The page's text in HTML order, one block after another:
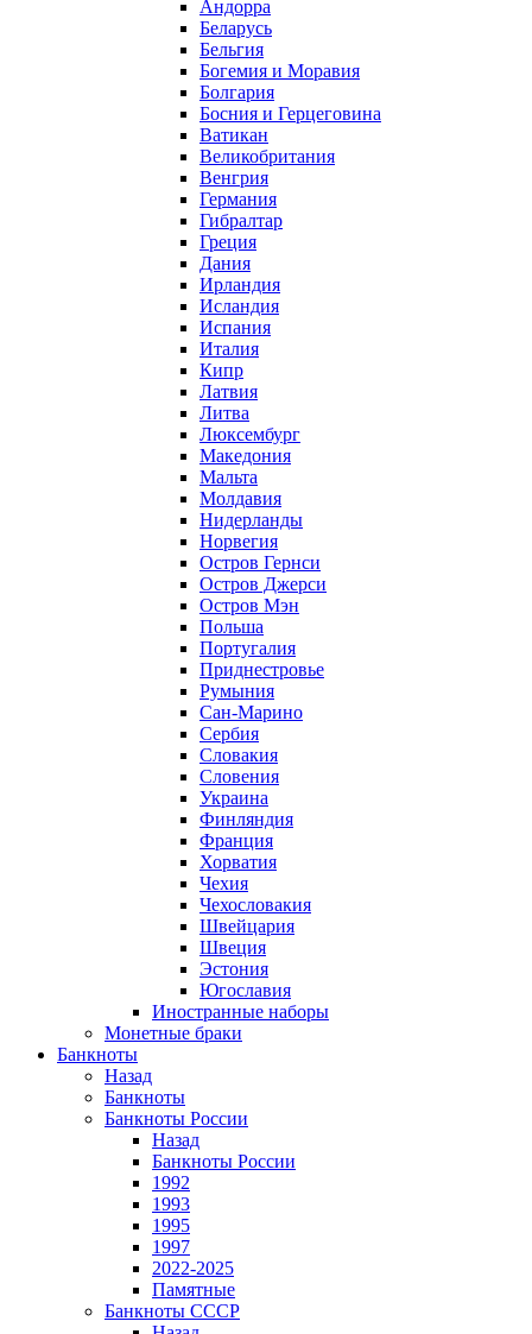
Андорра
Беларусь
Бельгия
Богемия и Моравия
Болгария
Босния и Герцеговина
Ватикан
Великобритания
Венгрия
Германия
Гибралтар
Греция
Дания
Ирландия
Исландия
Испания
Италия
Кипр
Латвия
Литва
Люксембург
Македония
Мальта
Молдавия
Нидерланды
Норвегия
Остров Гернси
Остров Джерси
Остров Мэн
Польша
Португалия
Приднестровье
Румыния
Сан-Марино
Сербия
Словакия
Словения
Украина
Финляндия
Франция
Хорватия
Чехия
Чехословакия
Швейцария
Швеция
Эстония
Югославия
Иностранные наборы
Монетные браки
Банкноты
Назад
Банкноты
Банкноты России
Назад
Банкноты России
1992
1993
1995
1997
2022-2025
Памятные
Банкноты СССР